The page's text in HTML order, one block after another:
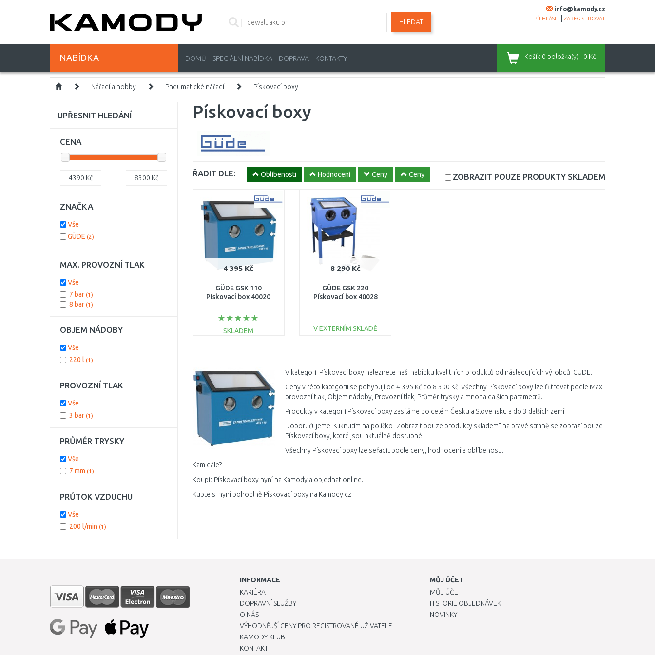
info@kamody.cz
PŘIHLÁSIT ZAREGISTROVAT
HLEDAT
NABÍDKA DOMŮ SPECIÁLNÍ NABÍDKA DOPRAVA KONTAKTY Košík 0 položka(y) - 0 Kč
Nářadí a hobby Pneumatické nářadí Pískovací boxy
Pískovací boxy
ŘADIT DLE: Oblíbenosti Hodnocení Ceny Ceny ZOBRAZIT POUZE PRODUKTY SKLADEM
4 395 Kč
GÜDE GSK 110
Pískovací box 40020
SKLADEM
Porovnat
8 290 Kč
GÜDE GSK 220
Pískovací box 40028
V EXTERNÍM SKLADĚ
V kategorii Pískovací boxy naleznete naši nabídku kvalitních produktů od následujících výrobců: GÜDE.
Ceny v této kategorii se pohybují od 4 395 Kč do 8 300 Kč. Všechny Pískovací boxy lze filtrovat podle Max.
provozní tlak, Objem nádoby, Provozní tlak, Průměr trysky a mnoha dalších parametrů.
Produkty v kategorii Pískovací boxy zasíláme po celém Česku a Slovensku a do 3 dalších zemí.
Doporučujeme: Kliknutím na políčko "Zobrazit pouze produkty skladem" na pravé straně se zobrazí pouze
Pískovací boxy, které jsou aktuálně dostupné.
Všechny Pískovací boxy lze seřadit podle ceny, hodnocení a oblíbenosti.
Kam dále?
Koupit Pískovací boxy nyní na Kamody a objednat online.
Kupte si nyní pohodlně Pískovací boxy na Kamody.cz.
UPŘESNIT HLEDÁNÍ
CENA
4390 Kč 8300 Kč
ZNAČKA
Vše
GÜDE (2)
MAX. PROVOZNÍ TLAK
Vše
7 bar (1)
8 bar (1)
OBJEM NÁDOBY
Vše
220 l (1)
PROVOZNÍ TLAK
Vše
3 bar (1)
PRŮMĚR TRYSKY
Vše
7 mm (1)
PRŮTOK VZDUCHU
Vše
200 l/min (1)
INFORMACE
KARIÉRA
DOPRAVNÍ SLUŽBY
O NÁS
VÝHODNĚJŠÍ CENY PRO REGISTROVANÉ UŽIVATELE
KAMODY KLUB
KONTAKT
MŮJ ÚČET
MŮJ ÚČET
HISTORIE OBJEDNÁVEK
NOVINKY